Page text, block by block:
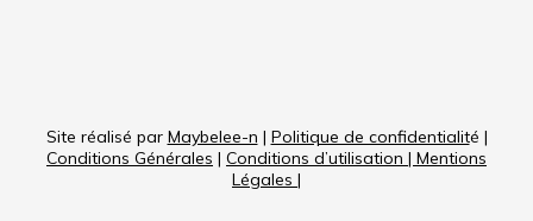
Site réalisé par Maybelee-n | Politique de confidentialité |
Conditions Générales | Conditions d’utilisation | Mentions
Légales |